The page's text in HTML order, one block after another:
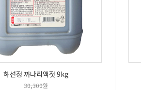
하선정 까나리액젓 9kg
30,300원